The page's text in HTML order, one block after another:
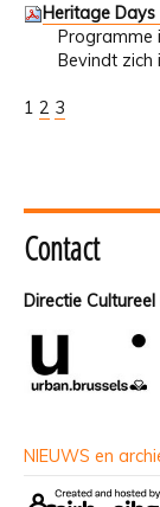
Heritage
Programme
Bevindt zich
1 2 3
Contact
Directie
NIEUWS en